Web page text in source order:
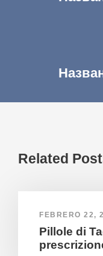
Related
FEBRERO 22,
Pillole di